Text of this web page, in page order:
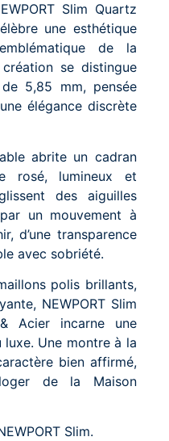
Slim Quartz
une esthétique
de la
se distingue
5,85 mm, pensée
élégance discrète
abrite un cadran
rosé, lumineux et
des aiguilles
un mouvement à
d’une transparence
avec sobriété.
polis brillants,
NEWPORT Slim
Acier incarne une
Une montre à la
bien affirmé,
de la Maison
Slim.